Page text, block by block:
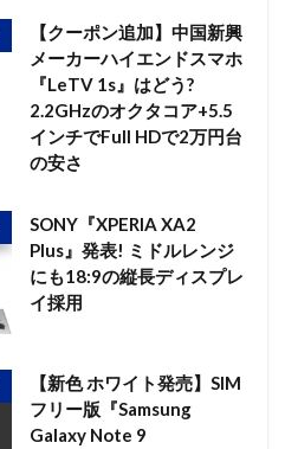
【クーポン追加】中国新興
メーカーハイエンドスマホ
『LeTV 1s』はどう?
2.2GHzのオクタコア+5.5
インチでFull HDで2万円台
の安さ
SONY『XPERIA XA2
Plus』発表! ミドルレンジ
にも18:9の縦長ディスプレ
イ採用
【新色 ホワイト発売】SIM
フリー版『Samsung
Galaxy Note 9